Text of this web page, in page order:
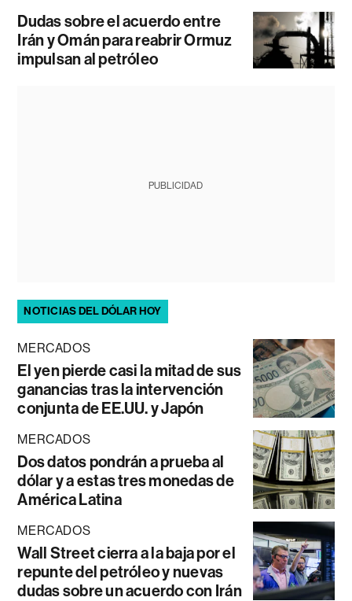
Dudas sobre el acuerdo entre
Irán y Omán para reabrir Ormuz
impulsan al petróleo
PUBLICIDAD
NOTICIAS DEL DÓLAR HOY
MERCADOS
El yen pierde casi la mitad de sus
ganancias tras la intervención
conjunta de EE.UU. y Japón
MERCADOS
Dos datos pondrán a prueba al
dólar y a estas tres monedas de
América Latina
MERCADOS
Wall Street cierra a la baja por el
repunte del petróleo y nuevas
dudas sobre un acuerdo con Irán